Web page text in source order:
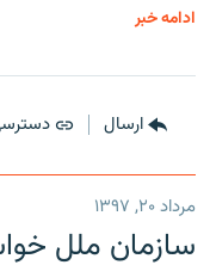
ادامه خبر
ارسال
مرداد ۲۰, ۱۳۹۷
سازمان ملل